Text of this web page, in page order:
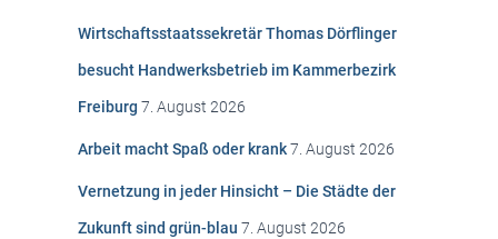
Wirtschaftsstaatssekretär Thomas Dörflinger
besucht Handwerksbetrieb im Kammerbezirk
Freiburg 7. August 2026
Arbeit macht Spaß oder krank7. August 2026
Vernetzung in jeder Hinsicht – Die Städte der
Zukunft sind grün-blau 7. August 2026